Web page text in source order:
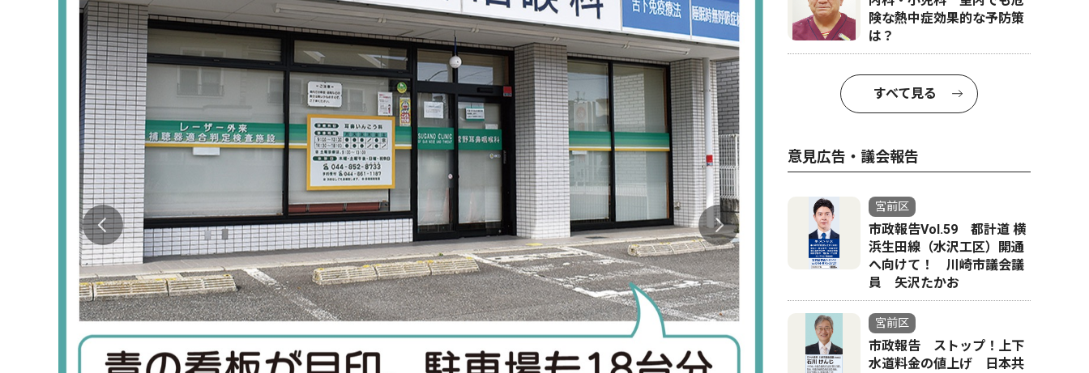
険な熱中症効果的な予防策
は？
すべて見る
意見広告・議会報告
宮前区
市政報告Vol.59 都計道 横
浜生田線（水沢工区）開通
へ向けて！ 川崎市議会議
員 矢沢たかお
宮前区
市政報告 ストップ！上下
水道料金の値上げ 日本共